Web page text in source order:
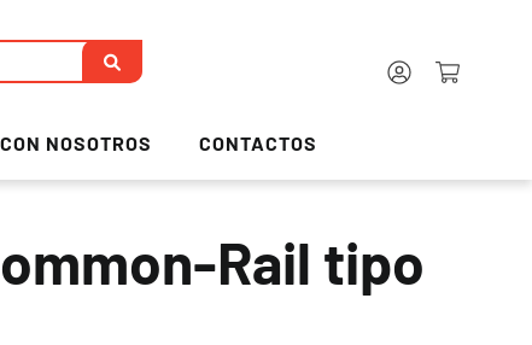
NOSOTROS CONTACTOS
Rail tipo